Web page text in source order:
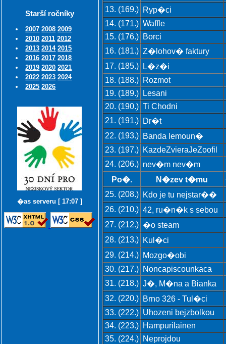
Starší ročníky
2007 2008 2009
2010 2011 2012
2013 2014 2015
2016 2017 2018
2019 2020 2021
2022 2023 2024
2025 2026
�as serveru [ 17:07 ]
13. (169.)
Ryp�ci
14. (171.) Waffle
15. (176.)
Borci
16. (181.) Z�lohov� faktury
17. (185.)
L�z�i
18. (188.)
Rozmot
19. (189.)
Lesani
20. (190.) Ti Chodni
21. (191.)
Dr�t
22. (193.)
Banda lemoun�
23. (197.)
KazdeZvieraJeZoofil
24. (206.) nev�m nev�m
Po�.
N�zev t�mu
25. (208.)
Kdo je tu nejstar��
26. (210.) 42, ru�n�k s sebou
27. (212.) �o steam
28. (213.)
Kul�ci
29. (214.)
Mozgo�obi
30. (217.)
Noncapiscounkaca
31. (218.) J�, M�na a Bianka
32. (220.)
Brno 326 - Tul�ci
33. (222.) Uhozeni bejzbolkou
34. (223.)
Hampurilainen
35. (224.)
Neprojdou